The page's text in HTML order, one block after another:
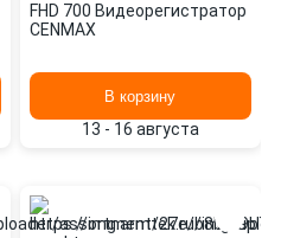
FHD 700 Видеорегистратор
CENMAX
В корзину
13 - 16 августа